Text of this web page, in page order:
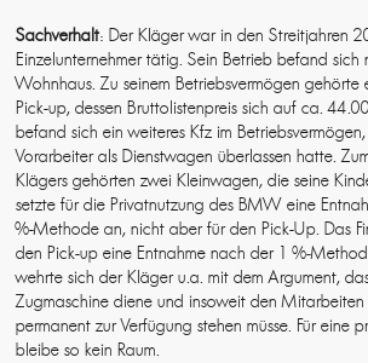
Sachverhalt: Der Kläger war in den Streitjahren
Einzelunternehmer tätig. Sein Betrieb befand sich
Wohnhaus. Zu seinem Betriebsvermögen
Pick-up, dessen Bruttolistenpreis sich auf ca.
befand sich ein weiteres Kfz im
Vorarbeiter als Dienstwagen überlassen hatte.
Klägers gehörten zwei Kleinwagen, die seine
setzte für die Privatnutzung des BMW eine
%-Methode an, nicht aber für den Pick-Up. Das
den Pick-up eine Entnahme nach der 1 %-
wehrte sich der Kläger u.a. mit dem Argument,
Zugmaschine diene und insoweit den
permanent zur Verfügung stehen müsse. Für eine
bleibe so kein Raum.